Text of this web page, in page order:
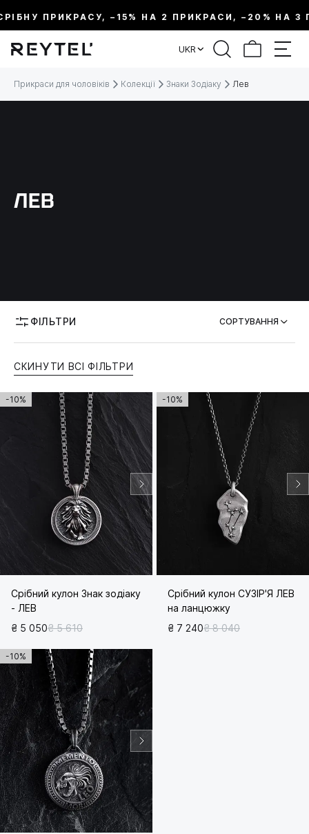
ПРИКРАСУ, –15% НА 2 ПРИКРАСИ, –20% НА
UKR
Прикраси для чоловіків Колекції Знаки Зодіаку Лев
ЛЕВ
ФІЛЬТРИ
ФІЛЬТР
КОЛЕКЦІЇ
СОРТУВАННЯ
СКИНУТИ ВСІ ФІЛЬТРИ
-10%
Срібний кулон Знак зодіаку
- ЛЕВ
₴ 5 050₴ 5 610
-10%
Срібний кулон СУЗІР'Я ЛЕВ
на ланцюжку
₴ 7 240₴ 8 040
-10%